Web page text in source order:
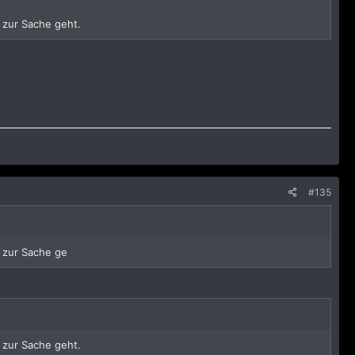
Sache geht.
#135
Sache ge
Sache geht.